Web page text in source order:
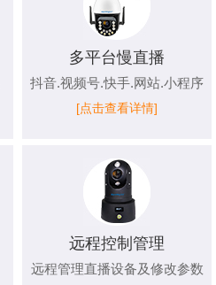
多平台慢直播
抖音.视频号.快手.网站.小程序
[点击查看详情]
远程控制管理
远程管理直播设备及修改参数